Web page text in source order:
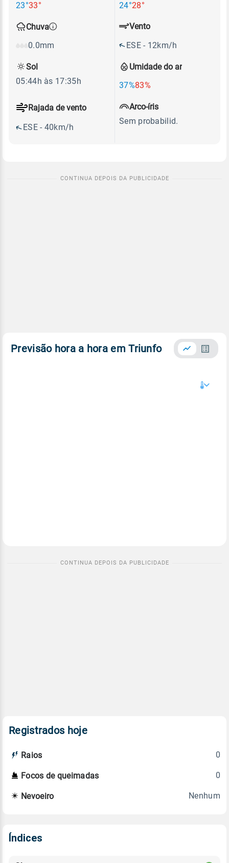
23°33°
24°28°
Chuva
0.0mm
Umidade do ar
37%83%
Vento
ESE - 12km/h
Rajada de vento
ESE - 40km/h
Sol
05:44h às 17:35h
Arco-íris
Sem probabilid.
Previsão hora a hora em Triunfo
Registrados hoje
Raios 0
Focos de queimadas 0
Nevoeiro Nenhum
Índices